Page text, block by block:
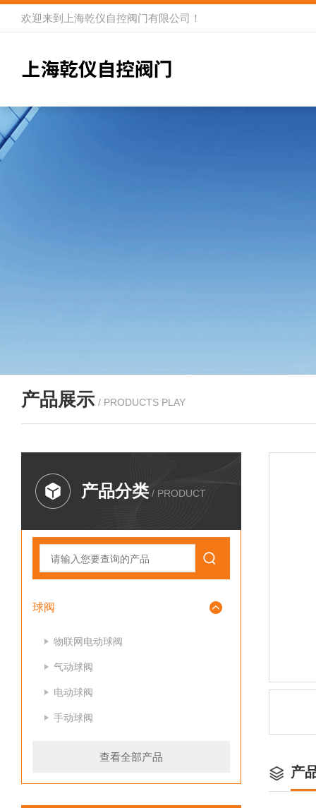
欢迎来到 上海乾仪自控阀门有限公司 ！
产品展示 / PRODUCTS PLAY
产品分类 / PRODUCT
球阀
物联网电动球阀
气动球阀
电动球阀
手动球阀
查看全部产品
产